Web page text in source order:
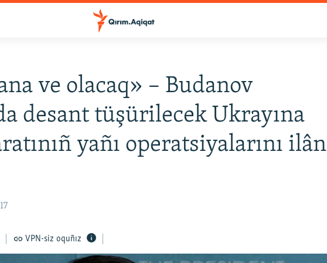
ve olacaq» – Budanov
desant tüşürilecek Ukrayına
yañı operatsiyalarını ilân
VPN-siz oquñız